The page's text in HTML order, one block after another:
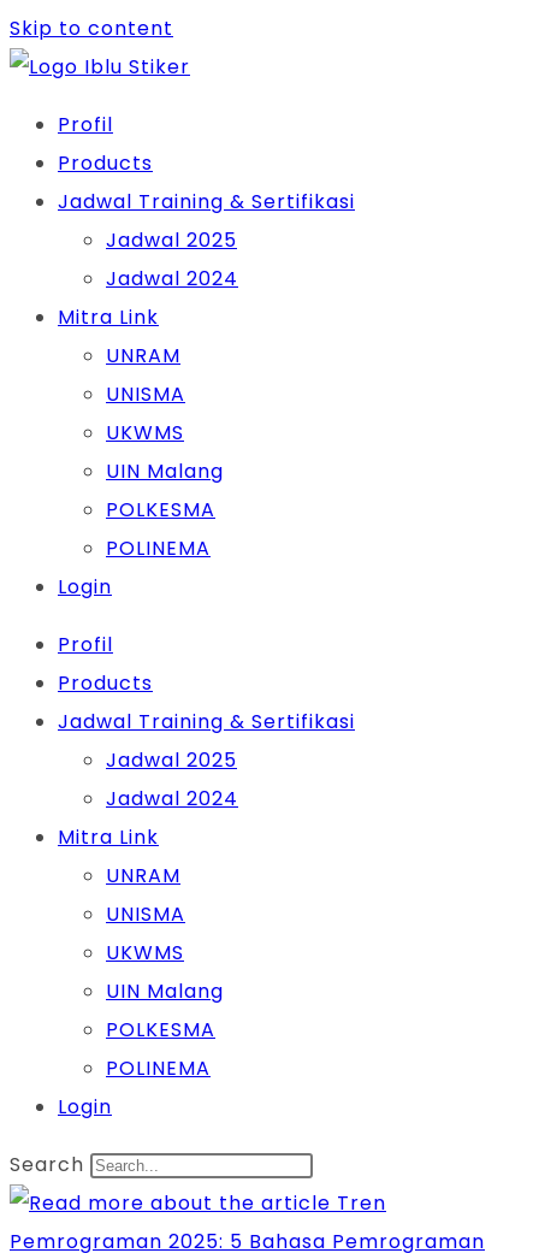
Skip to content
Profil
Products
Jadwal Training & Sertifikasi
Jadwal 2025
Jadwal 2024
Mitra Link
UNRAM
UNISMA
UKWMS
UIN Malang
POLKESMA
POLINEMA
Login
Profil
Products
Jadwal Training & Sertifikasi
Jadwal 2025
Jadwal 2024
Mitra Link
UNRAM
UNISMA
UKWMS
UIN Malang
POLKESMA
POLINEMA
Login
Search